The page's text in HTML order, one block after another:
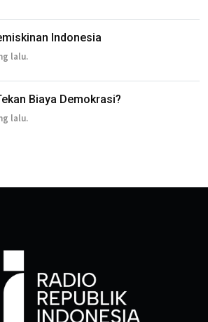
Indonesia
lalu.
Biaya Demokrasi?
lalu.